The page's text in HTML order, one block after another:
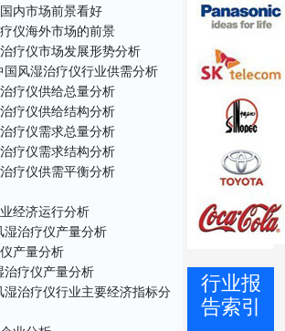
内市场前景看好
仪海外市场的前景
疗仪市场发展形势分析
国风湿治疗仪行业供需分析
疗仪供给总量分析
疗仪供给结构分析
疗仪需求总量分析
疗仪需求结构分析
疗仪供需平衡分析
经济运行分析
湿治疗仪产量分析
产量分析
治疗仪产量分析
湿治疗仪行业主要经济指标分
行业报
告索引